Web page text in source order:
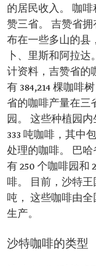
的居民收入。 咖
赞三省。 吉赞省拥
布在一些多山的县
卜、里斯和阿拉
计资料，吉赞省的
有 384,214 棵咖啡
省的咖啡产量在三
园。 这些种植园
333 吨咖啡，其中
处理的咖啡。 巴
有 250 个咖啡园和
啡。 目前，沙特王
吨， 这些咖啡由全
生产。
沙特咖啡的类型